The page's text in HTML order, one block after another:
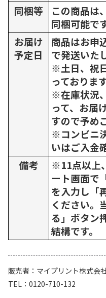
同梱等
この商品は、
同梱可能です
お届け
予定日
商品はお申
で発送いた
※土日、祝
っております
※在庫状況
って、お届
すので予め
※コンビニ
いはご入金
備考
※11点以上
ート画面で
を入力し「
ください。
る」ボタン
結構です。
販売者
マイプリント株式会
TEL
0120-710-132